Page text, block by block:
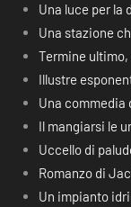
Una luce per la
Una stazione
Termine ultimo,
Illustre
Una commedia
Il mangiarsi le
Uccello di
Romanzo di
Un impianto